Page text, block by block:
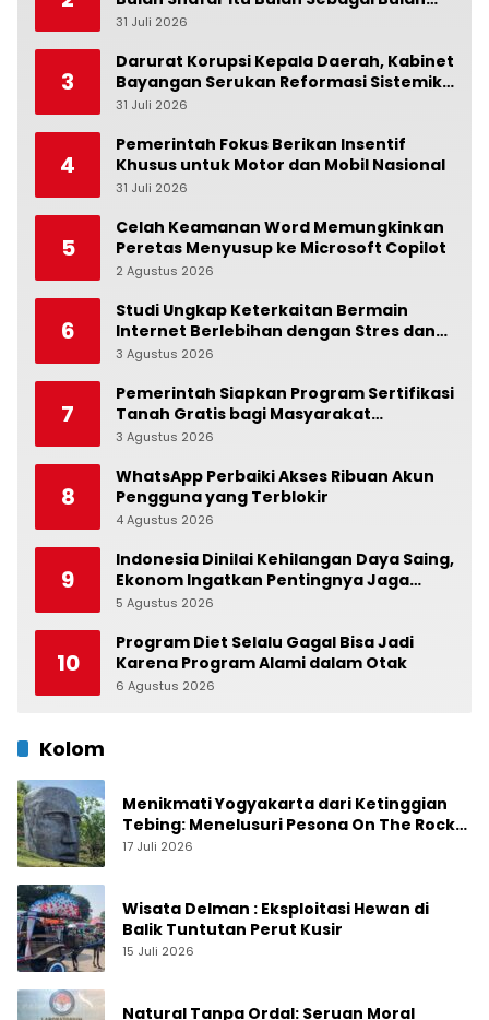
Kesialan
31 Juli 2026
3
Darurat Korupsi Kepala Daerah, Kabinet
Bayangan Serukan Reformasi Sistemik:
Penindakan Saja Tidak Cukup!
31 Juli 2026
4
Pemerintah Fokus Berikan Insentif
Khusus untuk Motor dan Mobil Nasional
31 Juli 2026
5
Celah Keamanan Word Memungkinkan
Peretas Menyusup ke Microsoft Copilot
2 Agustus 2026
6
Studi Ungkap Keterkaitan Bermain
Internet Berlebihan dengan Stres dan
Suasana Hati
3 Agustus 2026
7
Pemerintah Siapkan Program Sertifikasi
Tanah Gratis bagi Masyarakat
Berpenghasilan Rendah
3 Agustus 2026
8
WhatsApp Perbaiki Akses Ribuan Akun
Pengguna yang Terblokir
4 Agustus 2026
9
Indonesia Dinilai Kehilangan Daya Saing,
Ekonom Ingatkan Pentingnya Jaga
Independensi Bank Indonesia
5 Agustus 2026
10
Program Diet Selalu Gagal Bisa Jadi
Karena Program Alami dalam Otak
6 Agustus 2026
Kolom
Menikmati Yogyakarta dari Ketinggian
Tebing: Menelusuri Pesona On The Rock
Jogja yang Sedang Naik Daun
17 Juli 2026
Wisata Delman : Eksploitasi Hewan di
Balik Tuntutan Perut Kusir
15 Juli 2026
Natural Tanpa Ordal: Seruan Moral